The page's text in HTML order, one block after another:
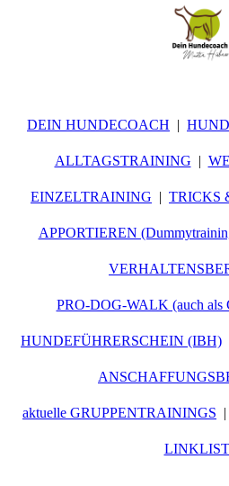
DEIN HUNDECOACH
ALLTAGSTRAINING
EINZELTRAINING TRICKS
APPORTIEREN
PRO-DOG-WALK (auch als
HUNDEFÜHRERSCHEIN (IBH)
aktuelle GRUPPENTRAININGS